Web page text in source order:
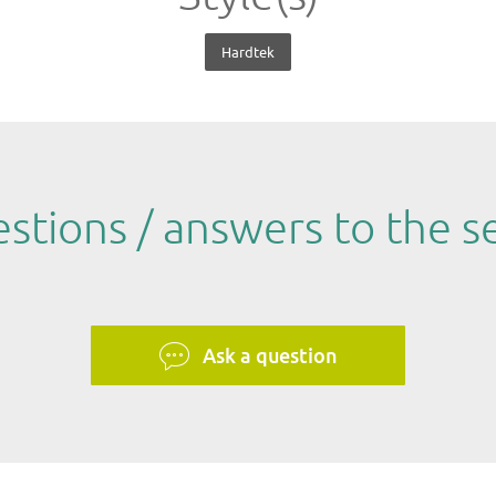
Hardtek
/ answers to the
Ask a question